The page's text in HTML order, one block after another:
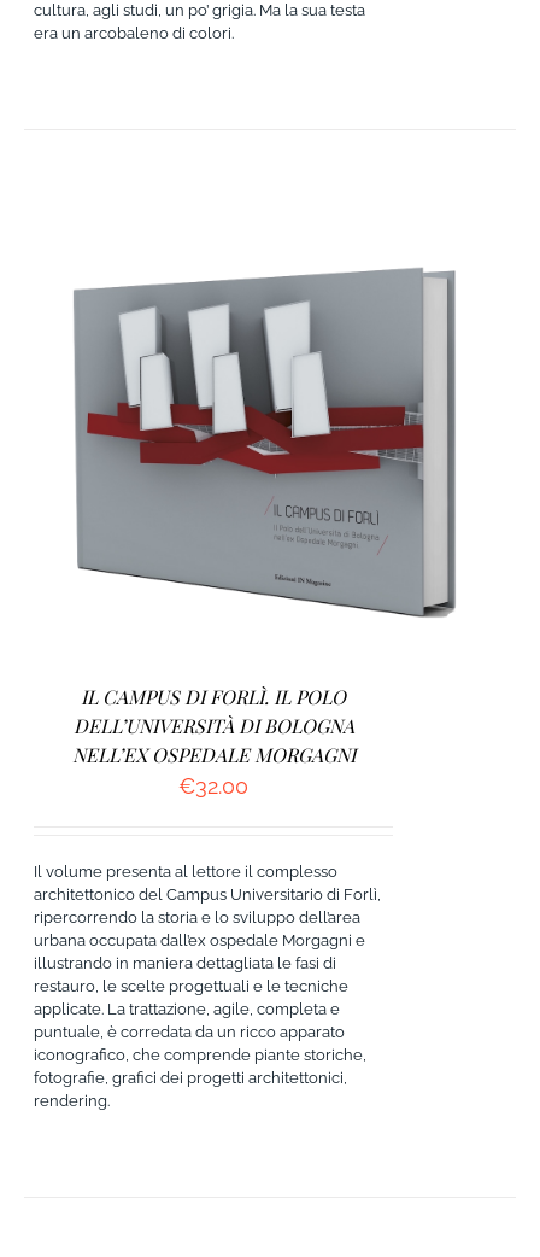
cultura, agli studi, un po’ grigia. Ma la sua testa
era un arcobaleno di colori.
AGGIUNGI AL CARRELLO /
IL CAMPUS DI FORLÌ. IL POLO
DELL’UNIVERSITÀ DI BOLOGNA
NELL’EX OSPEDALE MORGAGNI
€32.00
Il volume presenta al lettore il complesso
architettonico del Campus Universitario di Forlì,
ripercorrendo la storia e lo sviluppo dell’area
urbana occupata dall’ex ospedale Morgagni e
illustrando in maniera dettagliata le fasi di
restauro, le scelte progettuali e le tecniche
applicate. La trattazione, agile, completa e
puntuale, è corredata da un ricco apparato
iconografico, che comprende piante storiche,
fotografie, grafici dei progetti architettonici,
rendering.